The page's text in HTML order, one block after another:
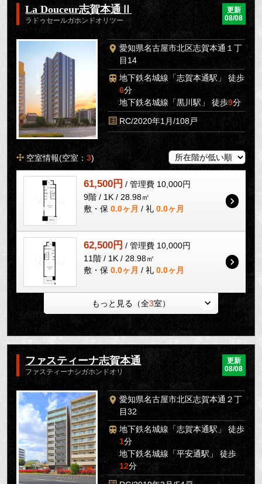
La Douceur志賀本通Ⅱ
ラドゥセールガホンドオリツー
更新
08/08
愛知県名古屋市北区志賀本通１丁
目14
地下鉄名城線「志賀本通駅」 徒歩
6分
地下鉄名城線「黒川駅」 徒歩9分
RC/2020年1月/108戸
空室情報(空室：3)
61,500円 / 管理費 10,000円
9階 / 1K / 28.98㎡
敷・保 0.0ヶ月 / 礼 0.0ヶ月
62,500円 / 管理費 10,000円
11階 / 1K / 28.98㎡
敷・保 0.0ヶ月 / 礼 0.0ヶ月
もっと見る（全3室）
ファスティーナ志賀本通
ファスティーナシガホンドオリ
更新
08/08
愛知県名古屋市北区志賀本通２丁
目32
地下鉄名城線「志賀本通駅」 徒歩
1分
地下鉄名城線「平安通駅」 徒歩
12分